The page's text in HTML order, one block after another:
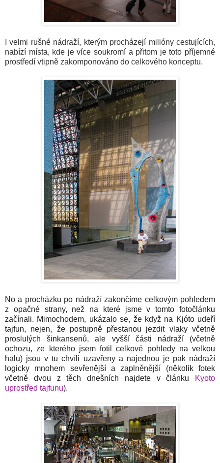
I velmi rušné nádraží, kterým procházejí milióny cestujících,
nabízí místa, kde je více soukromí a přitom je toto příjemné
prostředí vtipně zakomponováno do celkového konceptu.
No a procházku po nádraží zakončíme celkovým pohledem
z opačné strany, než na které jsme v tomto fotočlánku
začínali. Mimochodem, ukázalo se, že když na Kjóto udeří
tajfun, nejen, že postupně přestanou jezdit vlaky včetně
proslulých šinkansenů, ale vyšší části nádraží (včetně
ochozu, ze kterého jsem fotil celkové pohledy na velkou
halu) jsou v tu chvíli uzavřeny a najednou je pak nádraží
logicky mnohem sevřenější a zaplněnější (několik fotek
včetně dvou z těch dnešních najdete v článku
Kyoto
uprostřed tajfunu).